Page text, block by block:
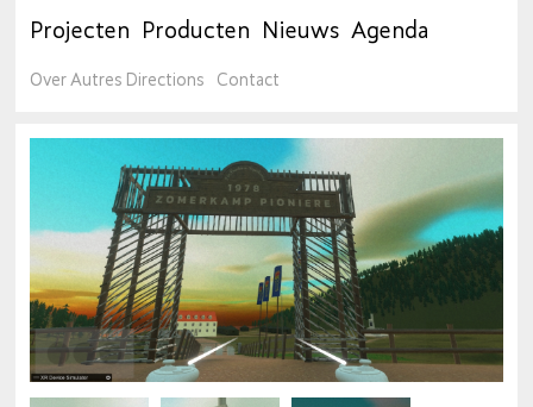
Projecten Producten Nieuws Agenda
Over Autres Directions Contact